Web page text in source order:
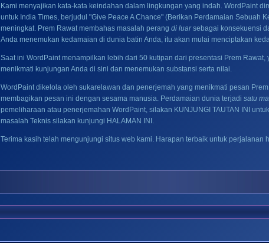
Kami menyajikan kata-kata keindahan dalam lingkungan yang indah. WordPaint
untuk India Times, berjudul "Give Peace A Chance" (Berikan Perdamaian Sebuah
meningkat. Prem Rawat membahas masalah perang di luarsebagai konsekuensi
Anda menemukan kedamaian di dunia batin Anda, itu akan mulai menciptakan
Saat ini WordPaint menampilkan lebih dari 50 kutipan dari presentasi Prem
menikmati kunjungan Anda di sini dan menemukan substansi serta nilai.
WordPaint dikelola oleh sukarelawan dan penerjemah yang menikmati pesan
membagikan pesan ini dengan sesama manusia. Perdamaian dunia terjadi satu
pemeliharaan atau penerjemahan WordPaint, silakan KUNJUNGI TAUTAN INI
masalah Teknis silakan kunjungi HALAMAN INI
Terima kasih telah mengunjungi situs web kami. Harapan terbaik untuk perjalanan